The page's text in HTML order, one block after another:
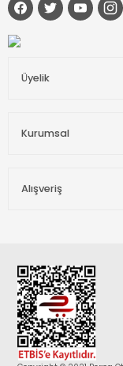
Üyelik
Kurumsal
Alışveriş